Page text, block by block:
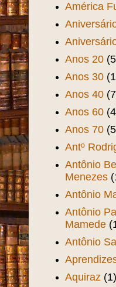
América
Anos 20
Anos 30
Anos 40
Anos 60
Anos 70
Antº
Antônio
Menezes
Antônio
Antônio
Mamede
Antônio
Aquiraz (1)